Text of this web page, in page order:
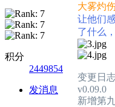
积分
2449854
发消息
大雾灼
让他们
了什么
变更日志
v0.09.0
新增第